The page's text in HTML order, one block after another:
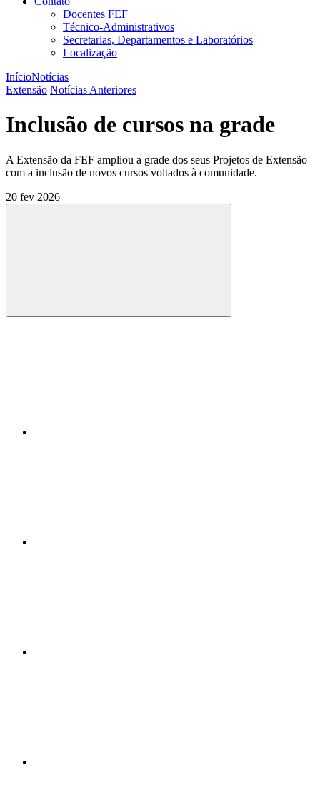
Docentes FEF
Técnico-Administrativos
Secretarias, Departamentos e Laboratórios
Localização
InícioNotícias
Extensão Notícias Anteriores
Inclusão de cursos na grade
A Extensão da FEF ampliou a grade dos seus Projetos de Extensão
com a inclusão de novos cursos voltados à comunidade.
20 fev 2026
Compartilhar